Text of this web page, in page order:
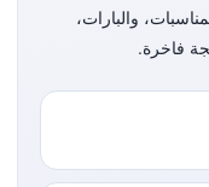
والبارات،
فاخرة.